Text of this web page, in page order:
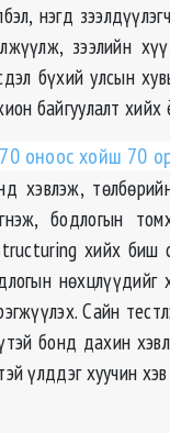
нэгд
зээлийн
бүхий улсын
байгуулалт
оноос хойш 70
хэвлэж,
бодлогын
хийх биш
нөхцлүүдийг
Сайн
бонд дахин
үлддэг хуучин